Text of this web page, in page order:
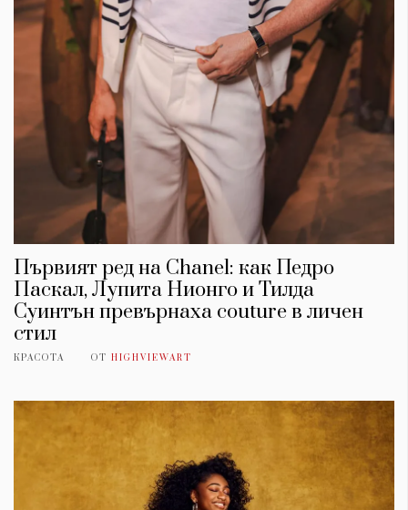
Първият ред на Chanel: как Педро
Паскал, Лупита Нионго и Тилда
Суинтън превърнаха couture в личен
стил
КРАСОТА ОТ HIGHVIEWART